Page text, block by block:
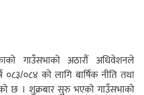
गाउँसभाको अठारौं अधिवेशनले
०८३/०८४ को लागि बार्षिक नीति तथा
छ । शुक्रबार सुरु भएको गाउँसभाको